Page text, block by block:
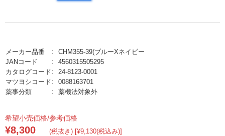
メーカー品番
CHM355-39(ブルーXネイビー
JANコード
4560315505295
カタログコード
24-8123-0001
マツヨシコード
0088163701
薬事分類
薬機法対象外
希望小売価格/参考価格
¥8,300 (税抜き) [¥9,130(税込み)]